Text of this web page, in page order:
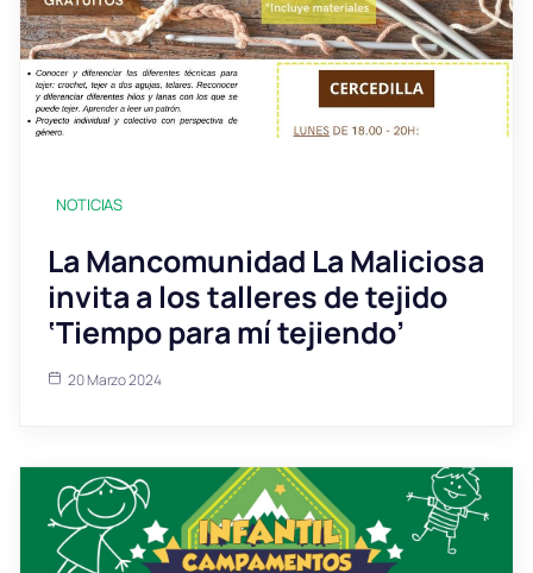
NOTICIAS
La Mancomunidad La Maliciosa
invita a los talleres de tejido
‘Tiempo para mí tejiendo’
20 Marzo 2024